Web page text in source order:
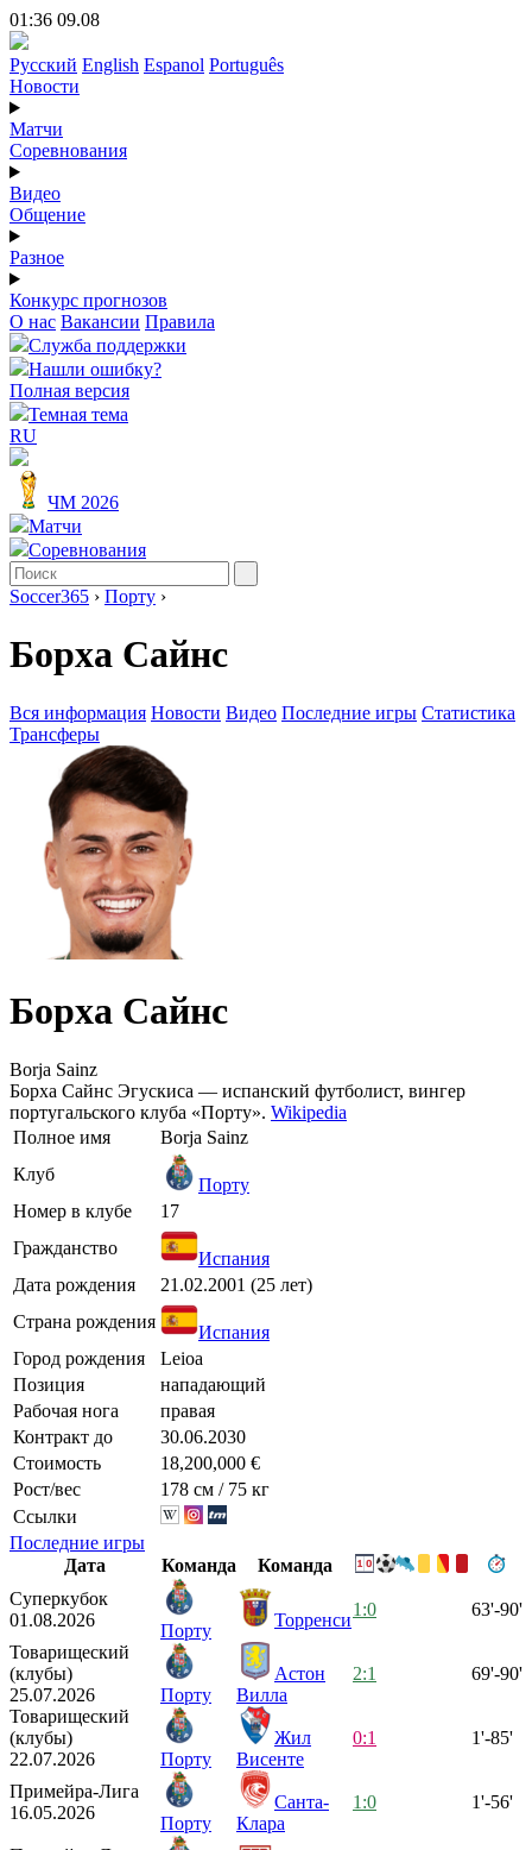
01:36 09.08
Русский English Espanol Português
Новости
Матчи
Соревнования
Видео
Общение
Разное
Конкурс прогнозов
О нас Вакансии Правила
Служба поддержки
Нашли ошибку?
Полная версия
Темная тема
RU
ЧМ 2026
Матчи
Соревнования
Soccer365 › Порту ›
Борха Сайнс
Вся информация Новости Видео Последние игры Статистика
Трансферы
Борха Сайнс
Borja Sainz
Борха Сайнс Эгускиса — испанский футболист, вингер
португальского клуба «Порту». Wikipedia
Полное имя
Borja Sainz
Клуб
Порту
Номер в клубе
17
Гражданство
Испания
Дата рождения
21.02.2001 (25 лет)
Страна рождения
Испания
Город рождения
Leioa
Позиция
нападающий
Рабочая нога
правая
Контракт до
30.06.2030
Стоимость
18,200,000 €
Рост/вес
178 см / 75 кг
Ссылки
Последние игры
Дата
Команда
Команда
Суперкубок
01.08.2026
Порту
Торренси
1:0 63'-90'
Товарищеский
(клубы)
25.07.2026
Порту
Астон
Вилла
2:1 69'-90'
Товарищеский
(клубы)
22.07.2026
Порту
Жил
Висенте
0:1 1'-85'
Примейра-Лига
16.05.2026
Порту
Санта-
Клара
1:0 1'-56'